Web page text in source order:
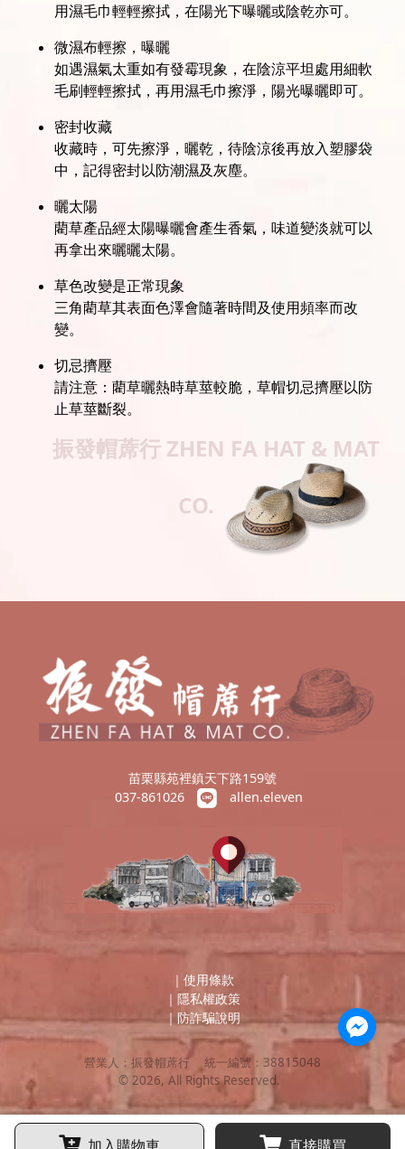
用濕毛巾輕輕擦拭，在陽光下曝曬或陰乾亦可。
微濕布輕擦，曝曬
如遇濕氣太重如有發霉現象，在陰涼平坦處用細軟
毛刷輕輕擦拭，再用濕毛巾擦淨，陽光曝曬即可。
密封收藏
收藏時，可先擦淨，曬乾，待陰涼後再放入塑膠袋
中，記得密封以防潮濕及灰塵。
曬太陽
藺草產品經太陽曝曬會產生香氣，味道變淡就可以
再拿出來曬曬太陽。
草色改變是正常現象
三角藺草其表面色澤會隨著時間及使用頻率而改
變。
切忌擠壓
請注意：藺草曬熱時草莖較脆，草帽切忌擠壓以防
止草莖斷裂。
振發帽蓆行 ZHEN FA HAT & MAT
CO.
苗栗縣苑裡鎮天下路159號
037-861026
allen.eleven
｜ 使用條款
｜ 隱私權政策
｜防詐騙說明
營業人： 振發帽蓆行 統一編號： 38815048
© 2026, All Rights Reserved.